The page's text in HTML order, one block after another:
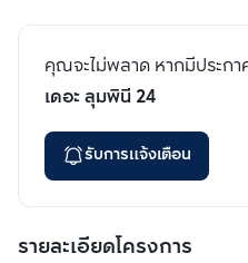
คุณจะไม่พลาด หากมีประกา
เดอะ ลุมพินี 24
รับการแจ้งเตือน
รายละเอียดโครงการ